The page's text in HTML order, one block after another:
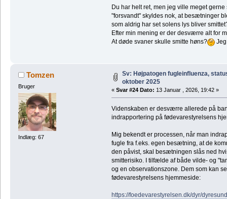
Du har helt ret, men jeg ville meget
"forsvandt" skyldes nok, at besætninger
som aldrig har set solens lys bliver
Efter min mening er der desværre alt for
At døde svaner skulle smitte høns?
Jeg
Tomzen
Bruger
Indlæg: 67
Sv: Højpatogen fugleinfluenza,
oktober 2025
« Svar #24 Dato: 13 Januar , 2026, 19:42 »
Videnskaben er desværre allerede på
indrapportering på fødevarestyrelsens
Mig bekendt er processen, når man
fugle fra f.eks. egen besætning, at de
den påvist, skal besætningen slås ned
smitterisiko. I tilfælde af både vilde- og
og en observationszone. Dem som kan
fødevarestyrelsens hjemmeside:
https://foedevarestyrelsen.dk/dyr/